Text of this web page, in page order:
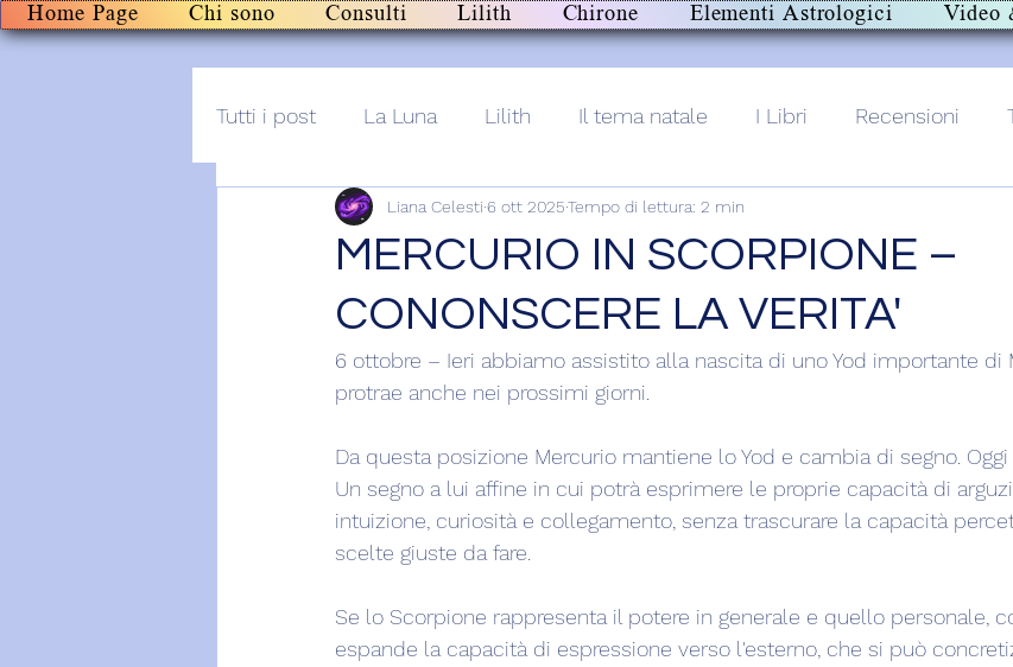
Home Page Chi sono Consulti Lilith Chirone Elementi Astrologici Video
Tutti i post La Luna Lilith Il tema natale I Libri Recensioni
Post+audio Lilith+
MERCURIO IN SCORPIONE –
CONONSCERE LA VERITA'
Liana Celesti 6 ott 2025Tempo di lettura: 2 min
6 ottobre – Ieri abbiamo assistito alla nascita di uno Yod importante di
protrae anche nei prossimi giorni.
Da questa posizione Mercurio mantiene lo Yod e cambia di segno.
Un segno a lui affine in cui potrà esprimere le proprie capacità di
intuizione, curiosità e collegamento, senza trascurare la capacità
scelte giuste da fare.
Se lo Scorpione rappresenta il potere in generale e quello personale,
espande la capacità di espressione verso l'esterno, che si può